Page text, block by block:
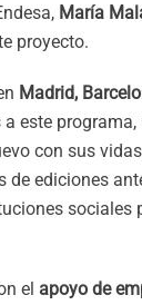
María
proyecto.
Madrid,
a este
con sus
de ediciones
el apoyo de